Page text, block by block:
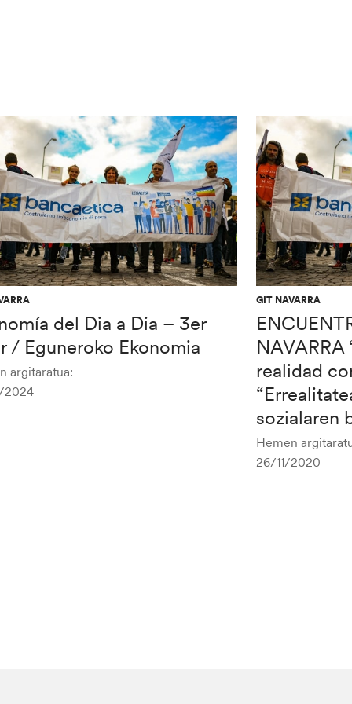
del Dia a Dia – 3er
/ Eguneroko Ekonomia
argitaratua:
2024
GIT NAVARRA
NAVARRA
realidad
sozialaren
Hemen
26/11/2020